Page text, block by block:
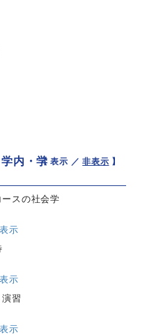
内・学【 表示 ／非表示 】
スの社会学
示
示
習
示